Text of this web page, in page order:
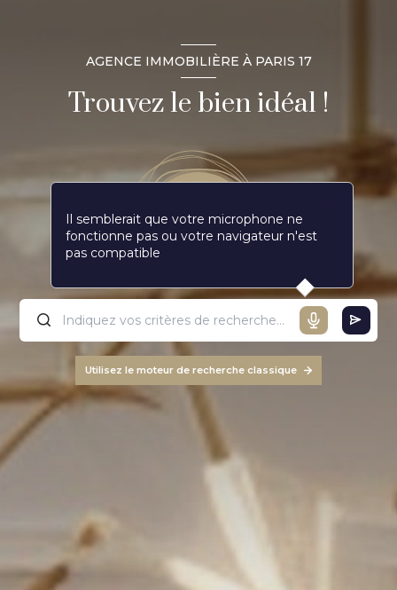
AGENCE IMMOBILIÈRE À PARIS 17
Trouvez le bien idéal !
Il semblerait que votre microphone ne
fonctionne pas ou votre navigateur n'est
pas compatible
Utilisez le moteur de recherche classique